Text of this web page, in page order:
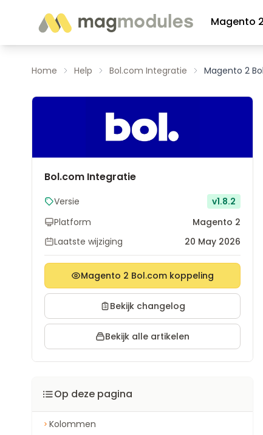
Magento
Home Help Bol.com Integratie Magento 2
Bol.com Integratie
Versie
v1.8.2
Platform
Magento 2
Laatste wijziging
20 May 2026
Magento 2 Bol.com koppeling
Bekijk changelog
Bekijk alle artikelen
Op deze pagina
Kolommen